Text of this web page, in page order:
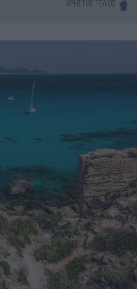
ΧΡΉΣΤΟΣ ΤΈΛΙΟΣ